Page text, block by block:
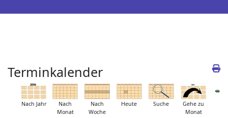
Terminkalender
Nach Jahr
Nach
Monat
Nach
Woche
Heute Suche
Gehe zu
Monat